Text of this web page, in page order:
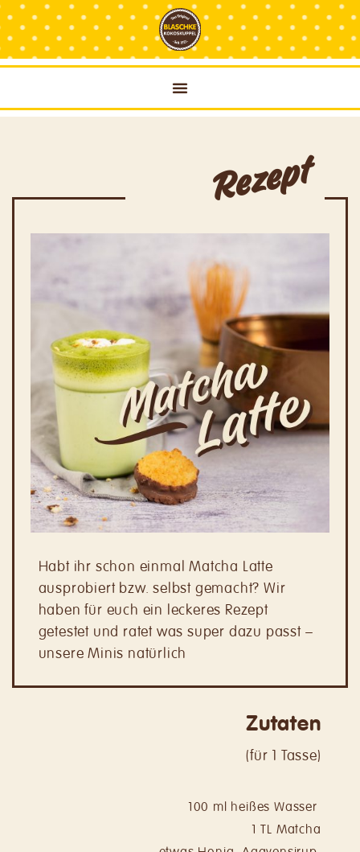
Rezept
Habt ihr schon einmal Matcha Latte
ausprobiert bzw. selbst gemacht? Wir
haben für euch ein leckeres Rezept
getestet und ratet was super dazu passt –
unsere Minis natürlich
Zutaten
(für 1 Tasse)
100 ml heißes Wasser
1 TL Matcha